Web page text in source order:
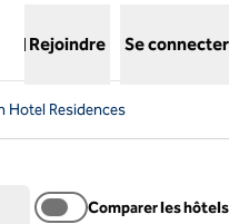
Rejoindre Se connecter
Hotel Residences
Comparer les hôtels